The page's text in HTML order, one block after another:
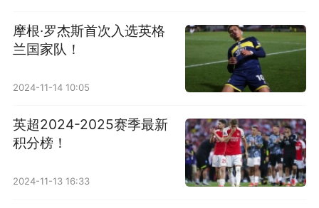
摩根·罗杰斯首次入选英格
兰国家队！
2024-11-14 10:05
英超2024-2025赛季最新
积分榜！
2024-11-13 16:33